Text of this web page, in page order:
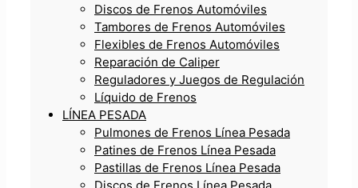
Discos de Frenos Automóviles
Tambores de Frenos Automóviles
Flexibles de Frenos Automóviles
Reparación de Caliper
Reguladores y Juegos de Regulación
Líquido de Frenos
LÍNEA PESADA
Pulmones de Frenos Línea Pesada
Patines de Frenos Línea Pesada
Pastillas de Frenos Línea Pesada